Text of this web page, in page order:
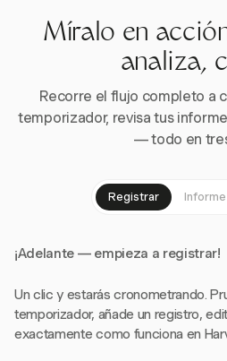
Míralo en
analiza,
Recorre el flujo completo a
temporizador, revisa tus
— todo en
Registrar Informe
¡Adelante — empieza a registrar!
Un clic y estarás cronometrando.
temporizador, añade un registro,
exactamente como funciona en